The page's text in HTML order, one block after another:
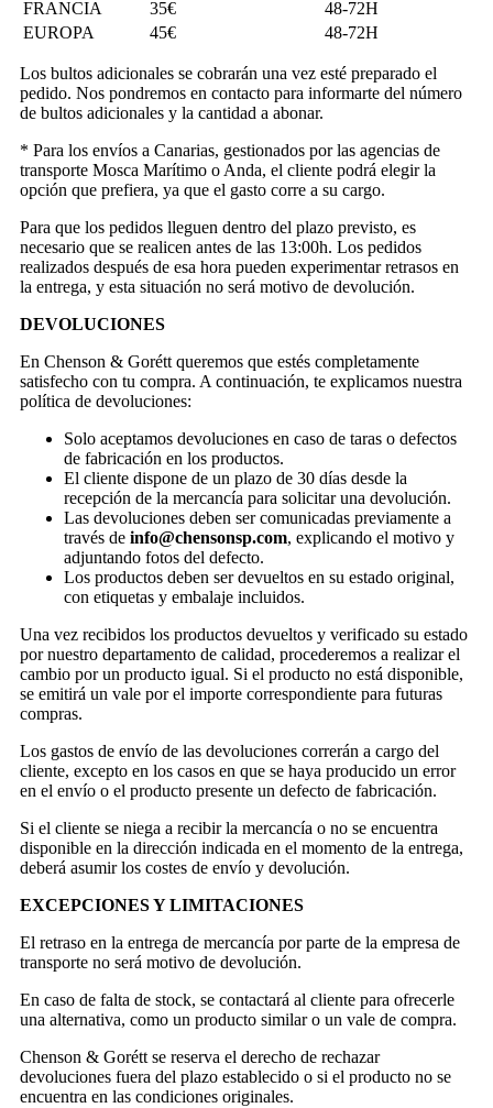
FRANCIA 35€
48-72H
EUROPA
45€ 48-72H
Los bultos adicionales se cobrarán una vez esté preparado el
pedido. Nos pondremos en contacto para informarte del número
de bultos adicionales y la cantidad a abonar.
* Para los envíos a Canarias, gestionados por las agencias de
transporte Mosca Marítimo o Anda, el cliente podrá elegir la
opción que prefiera, ya que el gasto corre a su cargo.
Para que los pedidos lleguen dentro del plazo previsto, es
necesario que se realicen antes de las 13:00h. Los pedidos
realizados después de esa hora pueden experimentar retrasos en
la entrega, y esta situación no será motivo de devolución.
DEVOLUCIONES
En Chenson & Gorétt queremos que estés completamente
satisfecho con tu compra. A continuación, te explicamos nuestra
política de devoluciones:
Solo aceptamos devoluciones en caso de taras o defectos
de fabricación en los productos.
El cliente dispone de un plazo de 30 días desde la
recepción de la mercancía para solicitar una devolución.
Las devoluciones deben ser comunicadas previamente a
través de info@chensonsp.com, explicando el motivo y
adjuntando fotos del defecto.
Los productos deben ser devueltos en su estado original,
con etiquetas y embalaje incluidos.
Una vez recibidos los productos devueltos y verificado su estado
por nuestro departamento de calidad, procederemos a realizar el
cambio por un producto igual. Si el producto no está disponible,
se emitirá un vale por el importe correspondiente para futuras
compras.
Los gastos de envío de las devoluciones correrán a cargo del
cliente, excepto en los casos en que se haya producido un error
en el envío o el producto presente un defecto de fabricación.
Si el cliente se niega a recibir la mercancía o no se encuentra
disponible en la dirección indicada en el momento de la entrega,
deberá asumir los costes de envío y devolución.
EXCEPCIONES Y LIMITACIONES
El retraso en la entrega de mercancía por parte de la empresa de
transporte no será motivo de devolución.
En caso de falta de stock, se contactará al cliente para ofrecerle
una alternativa, como un producto similar o un vale de compra.
Chenson & Gorétt se reserva el derecho de rechazar
devoluciones fuera del plazo establecido o si el producto no se
encuentra en las condiciones originales.